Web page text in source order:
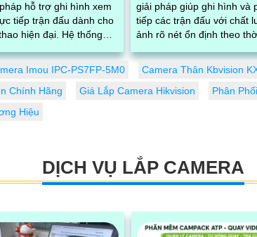
hỗ trợ ghi hình xem
tiếp trận đấu dành cho
hiện đại. Hệ thống
giải pháp giúp ghi hình và
tiếp các trận đấu với chất
ảnh rõ nét ổn định theo
Imou IPC-PS7FP-5M0 Camera Thân Kbvision
Chính Hãng Giá Lắp Camera Hikvision Phân
Hiệu
DỊCH VỤ LẮP CAMERA